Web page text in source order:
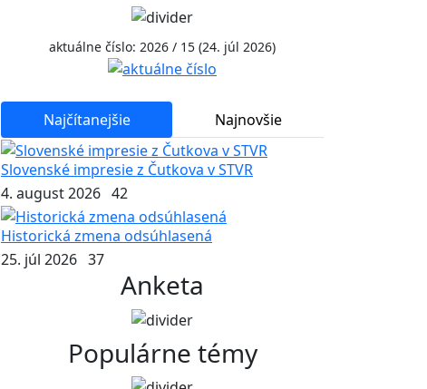
aktuálne číslo: 2026 / 15 (24. júl 2026)
Najčítanejšie Najnovšie
Slovenské impresie z Čutkova v STVR
4. august 2026 42
Historická zmena odsúhlasená
25. júl 2026 37
Anketa
Populárne témy